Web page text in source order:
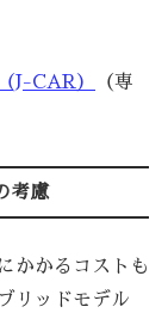
J-CAR）
（専
考慮
かかるコストも
リッドモデル